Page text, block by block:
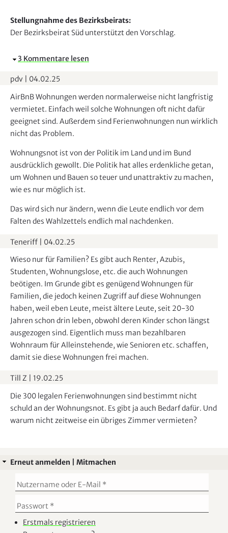
s
b
e
d
e
Stellungnahme des Bezirksbeirats:
Der Bezirksbeirat Süd unterstützt den Vorschlag.
A
s
b
l
e
n
e
n
3 Kommentare lesen
pdv
04.02.25
AirBnB Wohnungen werden normalerweise nicht langfristig
vermietet. Einfach weil solche Wohnungen oft nicht dafür
geeignet sind. Außerdem sind Ferienwohnungen nun wirklich
nicht das Problem.
Wohnungsnot ist von der Politik im Land und im Bund
ausdrücklich gewollt. Die Politik hat alles erdenkliche getan,
um Wohnen und Bauen so teuer und unattraktiv zu machen,
wie es nur möglich ist.
Das wird sich nur ändern, wenn die Leute endlich vor dem
Falten des Wahlzettels endlich mal nachdenken.
Teneriff
04.02.25
Wieso nur für Familien? Es gibt auch Renter, Azubis,
Studenten, Wohnungslose, etc. die auch Wohnungen
beötigen. Im Grunde gibt es genügend Wohnungen für
Familien, die jedoch keinen Zugriff auf diese Wohnungen
haben, weil eben Leute, meist ältere Leute, seit 20-30
Jahren schon drin leben, obwohl deren Kinder schon längst
ausgezogen sind. Eigentlich muss man bezahlbaren
Wohnraum für Alleinstehende, wie Senioren etc. schaffen,
damit sie diese Wohnungen frei machen.
Till Z
19.02.25
Die 300 legalen Ferienwohnungen sind bestimmt nicht
schuld an der Wohnungsnot. Es gibt ja auch Bedarf dafür. Und
warum nicht zeitweise ein übriges Zimmer vermieten?
Erneut anmelden | Mitmachen
Erstmals registrieren